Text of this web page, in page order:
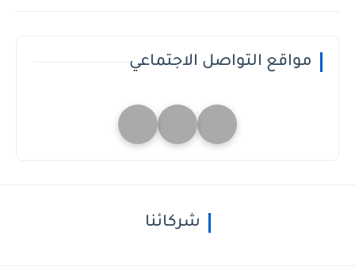
مواقع التواصل الاجتماعي
شركائنا